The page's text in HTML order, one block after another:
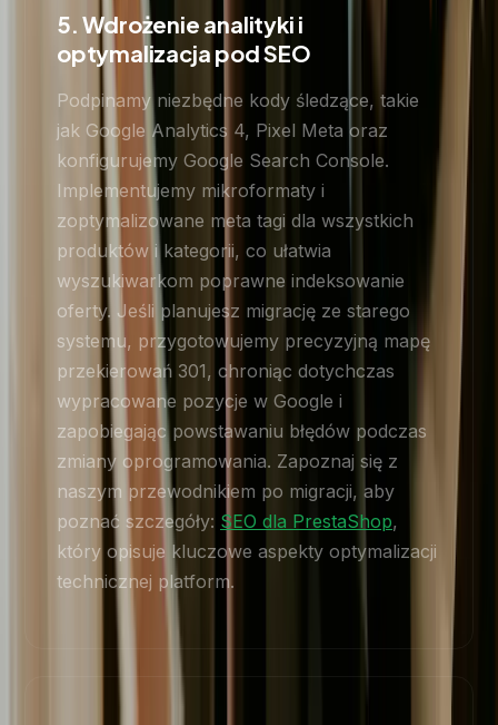
5. Wdrożenie analityki i
optymalizacja pod SEO
Podpinamy niezbędne kody śledzące, takie
jak Google Analytics 4, Pixel Meta oraz
konfigurujemy Google Search Console.
Implementujemy mikroformaty i
zoptymalizowane meta tagi dla wszystkich
produktów i kategorii, co ułatwia
wyszukiwarkom poprawne indeksowanie
oferty. Jeśli planujesz migrację ze starego
systemu, przygotowujemy precyzyjną mapę
przekierowań 301, chroniąc dotychczas
wypracowane pozycje w Google i
zapobiegając powstawaniu błędów podczas
zmiany oprogramowania. Zapoznaj się z
naszym przewodnikiem po migracji, aby
poznać szczegóły: SEO dla PrestaShop,
który opisuje kluczowe aspekty optymalizacji
technicznej platform.